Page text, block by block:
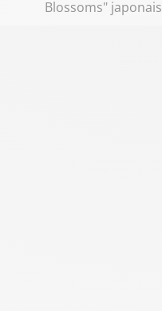
Blossoms" japonais